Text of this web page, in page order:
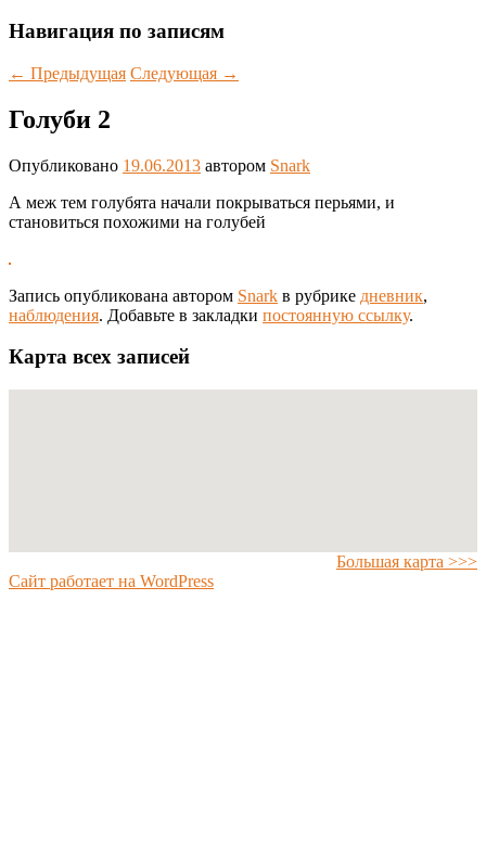
Навигация по записям
← Предыдущая Следующая →
Голуби 2
Опубликовано 19.06.2013 автором Snark
А меж тем голубята начали покрываться перьями, и
становиться похожими на голубей
Запись опубликована автором Snark в рубрике дневник,
наблюдения. Добавьте в закладки постоянную ссылку.
Карта всех записей
Большая карта >>>
Сайт работает на WordPress